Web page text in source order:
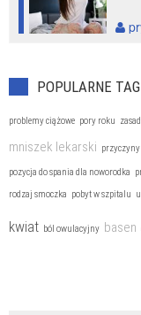
POPULARNE
problemy ciążowe pory roku
mniszek lekarski
pozycja do spania dla noworodka
rodzaj smoczka pobyt w szpitalu
kwiat ból owulacyjny basen